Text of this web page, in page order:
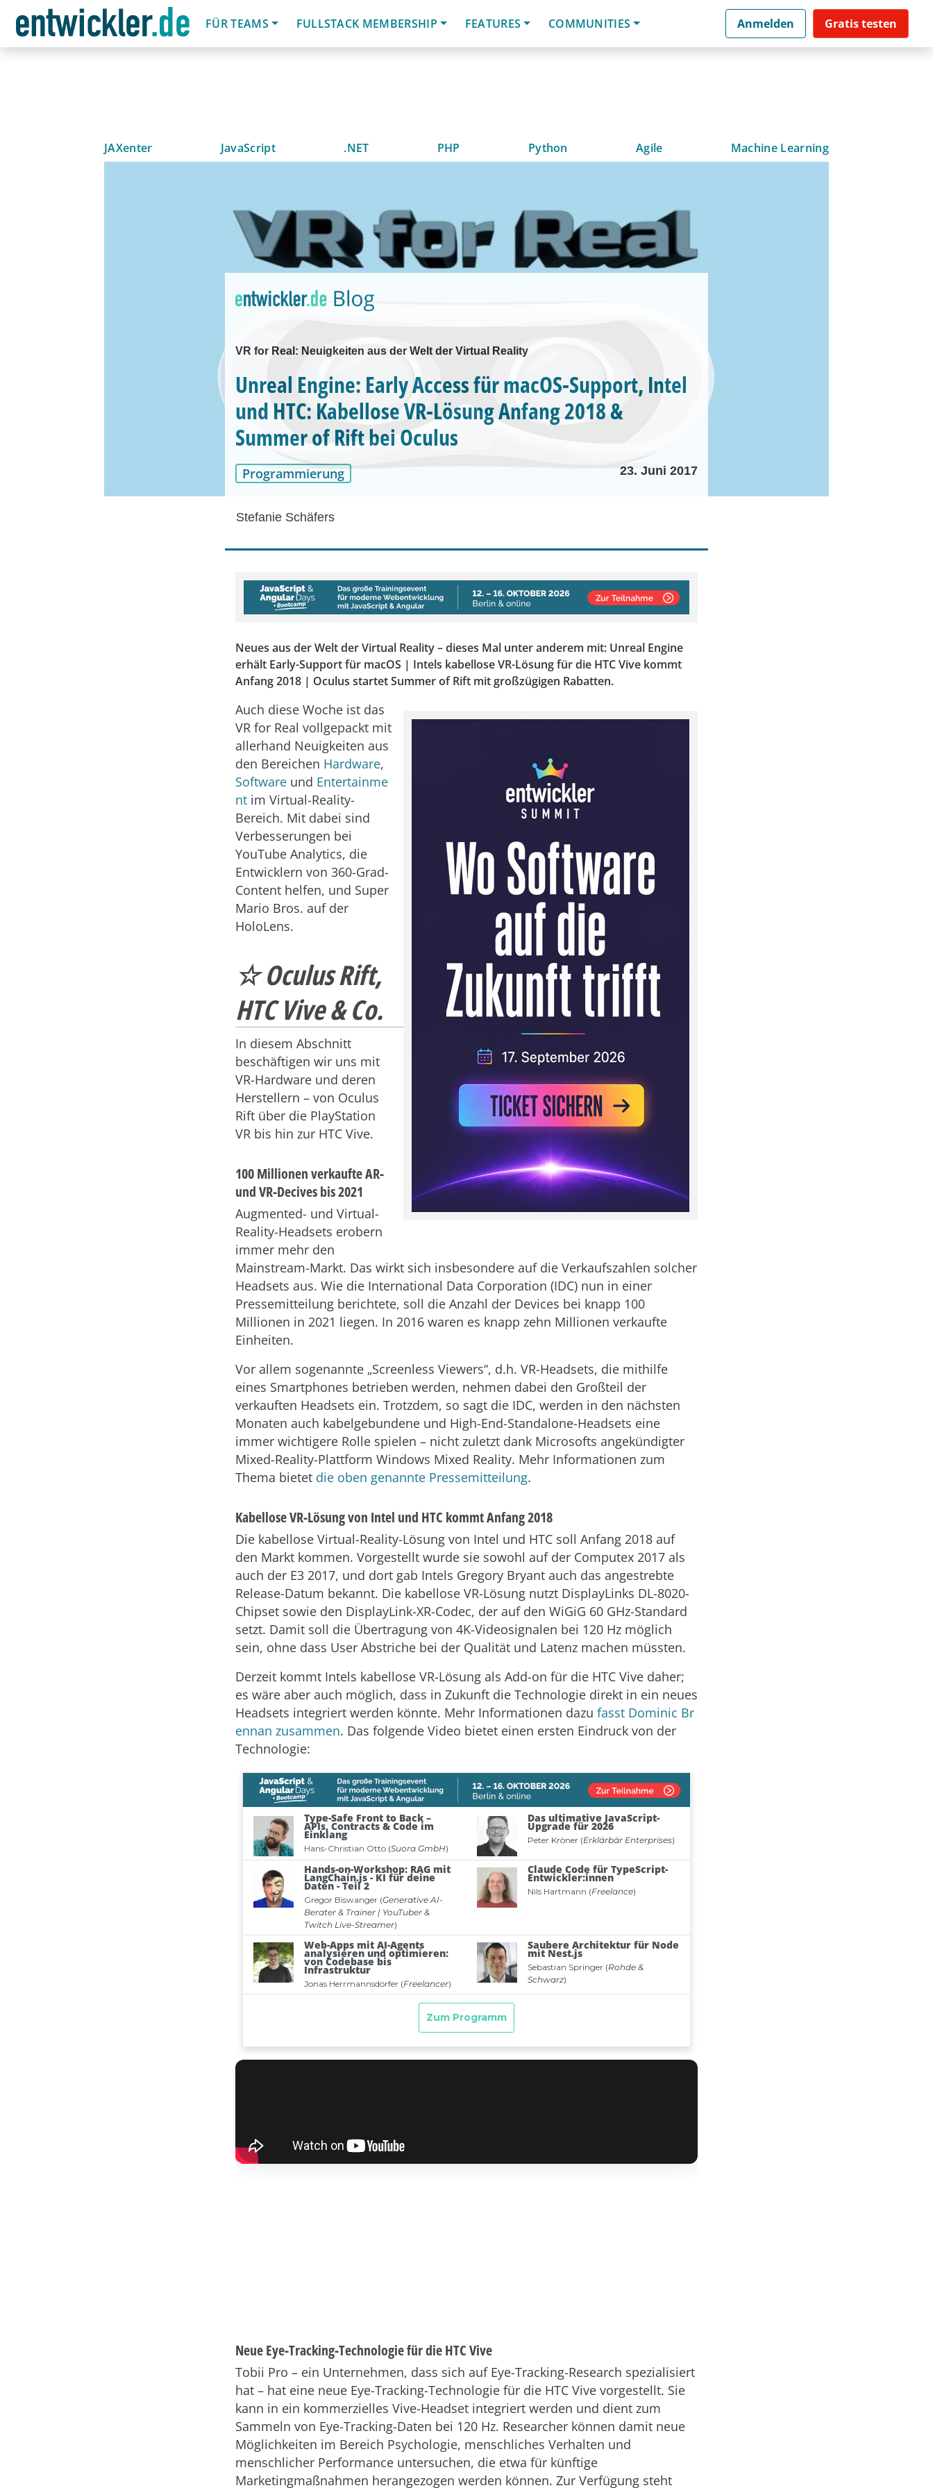
FÜR TEAMS
FULLSTACK MEMBERSHIP FEATURES COMMUNITIES Anmelden Gratis testen
JAXenter JavaScript .NET PHP Python Agile Machine Learning
VR for Real: Neuigkeiten aus der Welt der Virtual Reality
Unreal Engine: Early Access für macOS-Support, Intel
und HTC: Kabellose VR-Lösung Anfang 2018 &
Summer of Rift bei Oculus
Programmierung 23. Juni 2017
Stefanie Schäfers
Neues aus der Welt der Virtual Reality – dieses Mal unter anderem mit: Unreal Engine
erhält Early-Support für macOS | Intels kabellose VR-Lösung für die HTC Vive kommt
Anfang 2018 | Oculus startet Summer of Rift mit großzügigen Rabatten.
Auch diese Woche ist das
VR for Real vollgepackt mit
allerhand Neuigkeiten aus
den Bereichen Hardware,
Software und Entertainme
nt im Virtual-Reality-
Bereich. Mit dabei sind
Verbesserungen bei
YouTube Analytics, die
Entwicklern von 360-Grad-
Content helfen, und Super
Mario Bros. auf der
HoloLens.
☆ Oculus Rift,
HTC Vive & Co.
In diesem Abschnitt
beschäftigen wir uns mit
VR-Hardware und deren
Herstellern – von Oculus
Rift über die PlayStation
VR bis hin zur HTC Vive.
100 Millionen verkaufte AR-
und VR-Decives bis 2021
Augmented- und Virtual-
Reality-Headsets erobern
immer mehr den
Mainstream-Markt. Das wirkt sich insbesondere auf die Verkaufszahlen solcher
Headsets aus. Wie die International Data Corporation (IDC) nun in einer
Pressemitteilung berichtete, soll die Anzahl der Devices bei knapp 100
Millionen in 2021 liegen. In 2016 waren es knapp zehn Millionen verkaufte
Einheiten.
Vor allem sogenannte „Screenless Viewers“, d.h. VR-Headsets, die mithilfe
eines Smartphones betrieben werden, nehmen dabei den Großteil der
verkauften Headsets ein. Trotzdem, so sagt die IDC, werden in den nächsten
Monaten auch kabelgebundene und High-End-Standalone-Headsets eine
immer wichtigere Rolle spielen – nicht zuletzt dank Microsofts angekündigter
Mixed-Reality-Plattform Windows Mixed Reality. Mehr Informationen zum
Thema bietet die oben genannte Pressemitteilung.
Kabellose VR-Lösung von Intel und HTC kommt Anfang 2018
Die kabellose Virtual-Reality-Lösung von Intel und HTC soll Anfang 2018 auf
den Markt kommen. Vorgestellt wurde sie sowohl auf der Computex 2017 als
auch der E3 2017, und dort gab Intels Gregory Bryant auch das angestrebte
Release-Datum bekannt. Die kabellose VR-Lösung nutzt DisplayLinks DL-8020-
Chipset sowie den DisplayLink-XR-Codec, der auf den WiGiG 60 GHz-Standard
setzt. Damit soll die Übertragung von 4K-Videosignalen bei 120 Hz möglich
sein, ohne dass User Abstriche bei der Qualität und Latenz machen müssten.
Derzeit kommt Intels kabellose VR-Lösung als Add-on für die HTC Vive daher;
es wäre aber auch möglich, dass in Zukunft die Technologie direkt in ein neues
Headsets integriert werden könnte. Mehr Informationen dazu fasst Dominic Br
ennan zusammen. Das folgende Video bietet einen ersten Eindruck von der
Technologie:
Neue Eye-Tracking-Technologie für die HTC Vive
Tobii Pro – ein Unternehmen, dass sich auf Eye-Tracking-Research spezialisiert
hat – hat eine neue Eye-Tracking-Technologie für die HTC Vive vorgestellt. Sie
kann in ein kommerzielles Vive-Headset integriert werden und dient zum
Sammeln von Eye-Tracking-Daten bei 120 Hz. Researcher können damit neue
Möglichkeiten im Bereich Psychologie, menschliches Verhalten und
menschlicher Performance untersuchen, die etwa für künftige
Marketingmaßnahmen herangezogen werden können. Zur Verfügung steht